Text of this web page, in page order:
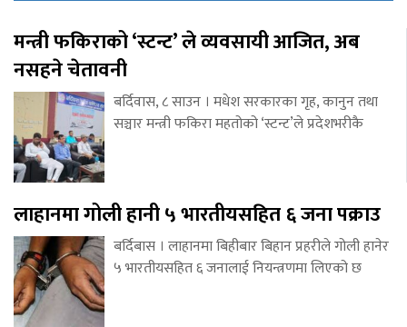
मन्त्री फकिराको ‘स्टन्ट’ ले व्यवसायी आजित, अब
नसहने चेतावनी
बर्दिवास, ८ साउन । मधेश सरकारका गृह, कानुन तथा
सञ्चार मन्त्री फकिरा महतोको ‘स्टन्ट’ले प्रदेशभरीकै
लाहानमा गोली हानी ५ भारतीयसहित ६ जना पक्राउ
बर्दिबास । लाहानमा बिहीबार बिहान प्रहरीले गोली हानेर
५ भारतीयसहित ६ जनालाई नियन्त्रणमा लिएको छ